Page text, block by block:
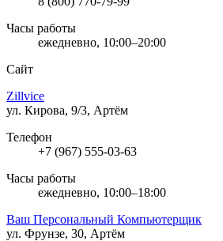
Часы работы
ежедневно, 10:00–20:00
Сайт
Zillvice
ул. Кирова, 9/3, Артём
Телефон
+7 (967) 555-03-63
Часы работы
ежедневно, 10:00–18:00
Ваш Персональный Компьютерщик
ул. Фрунзе, 30, Артём